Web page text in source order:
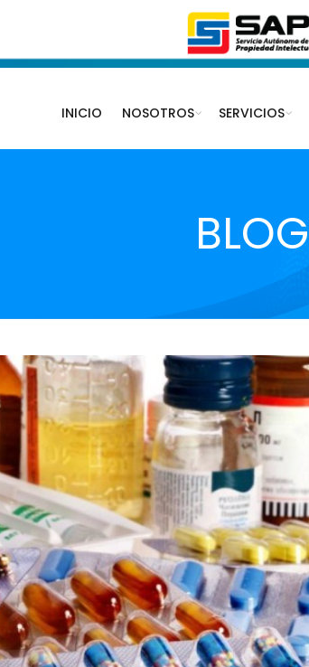
INICIO NOSOTROS SERVICIOS
BLOG